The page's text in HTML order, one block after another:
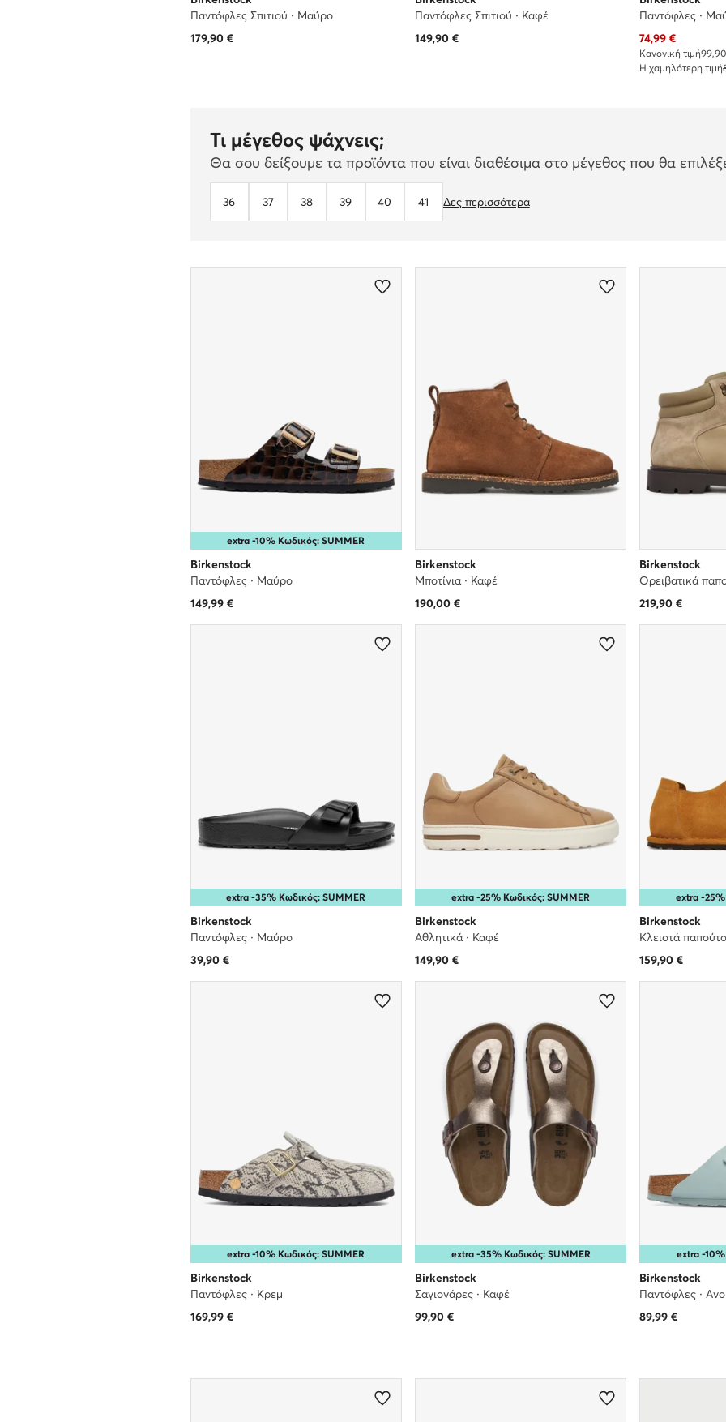
Παντόφλες Σπιτιού · Μαύρο
179,90€
Παντόφλες Σπιτιού · Καφέ
149,90€
Παντόφλες ·
Τρέχουσα τιμή
74,99 €
Κανονική τιμή
Η χαμηλότερη τιμή
Τι μέγεθος ψάχνεις;
Θα σου δείξουμε τα προϊόντα που είναι διαθέσιμα στο μέγεθος που θα
36 37 38 39 40 41 Δες περισσότερα
extra -10% Κωδικός: SUMMER
Birkenstock
Παντόφλες · Μαύρο
149,99€
Birkenstock
Μποτίνια · Καφέ
190,00€
Birkenstock
Ορειβατικά
219,90 €
extra -35% Κωδικός: SUMMER
Birkenstock
Παντόφλες · Μαύρο
39,90€
extra -25% Κωδικός: SUMMER
Birkenstock
Αθλητικά · Καφέ
149,90€
extra -
Birkenstock
Κλειστά
159,90 €
extra -10% Κωδικός: SUMMER
Birkenstock
Παντόφλες · Κρεμ
169,99€
extra -35% Κωδικός: SUMMER
Birkenstock
Σαγιονάρες · Καφέ
99,90€
extra -
Birkenstock
Παντόφλες ·
89,99 €